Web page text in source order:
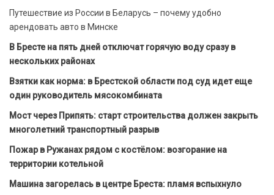
Путешествие из России в Беларусь – почему удобно
арендовать авто в Минске
В Бресте на пять дней отключат горячую воду сразу в
нескольких районах
Взятки как норма: в Брестской области под суд идет еще
один руководитель мясокомбината
Мост через Припять: старт строительства должен закрыть
многолетний транспортный разрыв
Пожар в Ружанах рядом с костёлом: возгорание на
территории котельной
Машина загорелась в центре Бреста: пламя вспыхнуло